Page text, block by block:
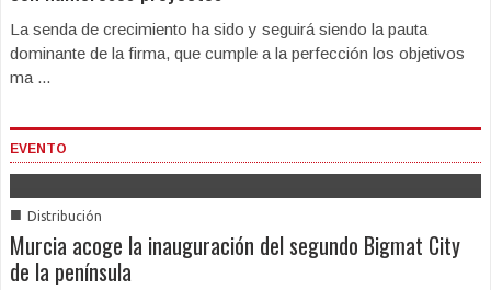
La senda de crecimiento ha sido y seguirá siendo la pauta
dominante de la firma, que cumple a la perfección los objetivos
ma ...
EVENTO
■ Distribución
Murcia acoge la inauguración del segundo Bigmat City
de la península